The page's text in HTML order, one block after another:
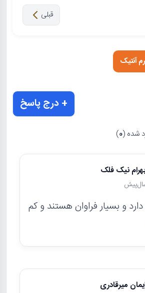
قبلی
آنتیک
+ درج پاسخ
شده (0
)
نیک فلک
پیش
و بسیار فراوان هستند و کم
میرقادری